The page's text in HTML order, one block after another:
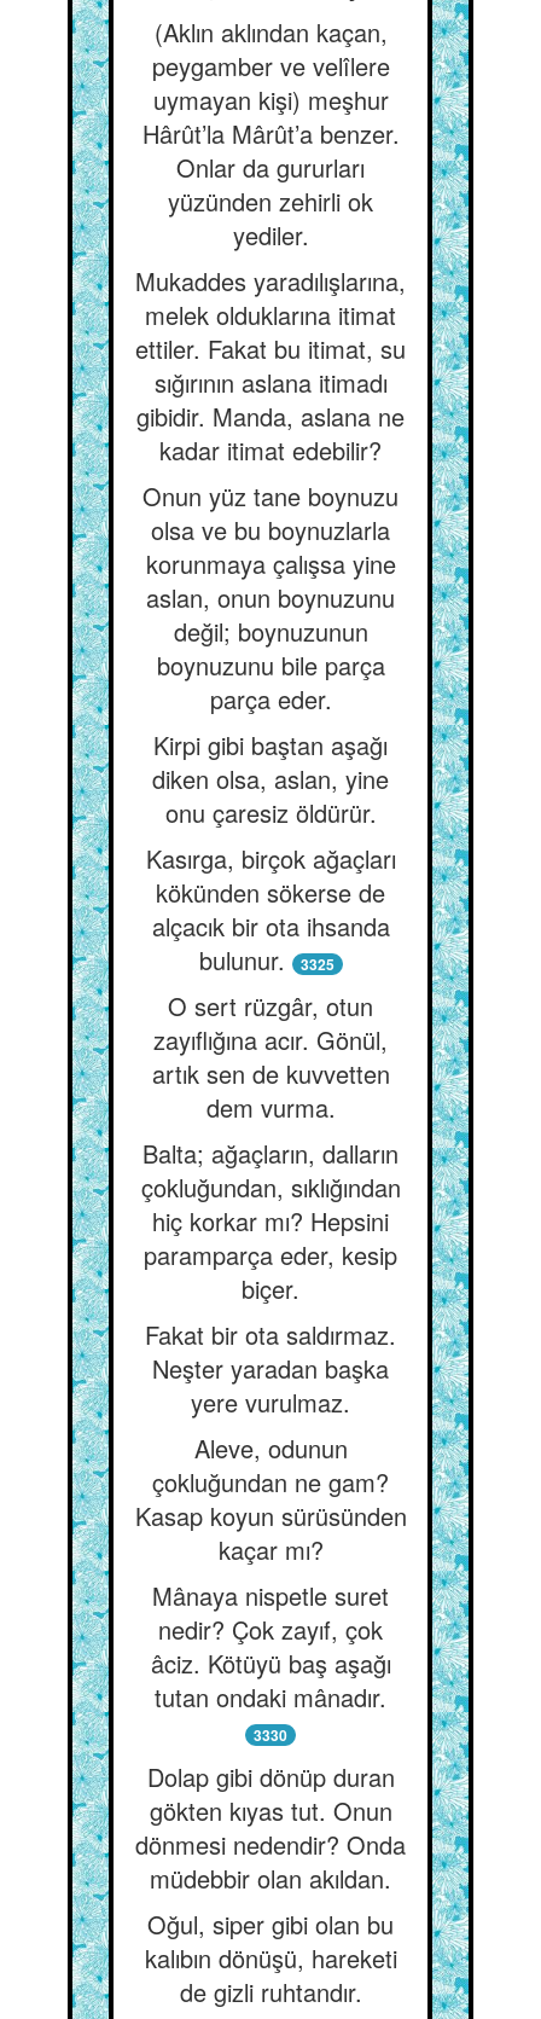
(Aklın aklından kaçan,
peygamber ve velîlere
uymayan kişi) meşhur
Hârût’la Mârût’a benzer.
Onlar da gururları
yüzünden zehirli ok
yediler.
Mukaddes yaradılışlarına,
melek olduklarına itimat
ettiler. Fakat bu itimat, su
sığırının aslana itimadı
gibidir. Manda, aslana ne
kadar itimat edebilir?
Onun yüz tane boynuzu
olsa ve bu boynuzlarla
korunmaya çalışsa yine
aslan, onun boynuzunu
değil; boynuzunun
boynuzunu bile parça
parça eder.
Kirpi gibi baştan aşağı
diken olsa, aslan, yine
onu çaresiz öldürür.
Kasırga, birçok ağaçları
kökünden sökerse de
alçacık bir ota ihsanda
bulunur.
3325
O sert rüzgâr, otun
zayıflığına acır. Gönül,
artık sen de kuvvetten
dem vurma.
Balta; ağaçların, dalların
çokluğundan, sıklığından
hiç korkar mı? Hepsini
paramparça eder, kesip
biçer.
Fakat bir ota saldırmaz.
Neşter yaradan başka
yere vurulmaz.
Aleve, odunun
çokluğundan ne gam?
Kasap koyun sürüsünden
kaçar mı?
Mânaya nispetle suret
nedir? Çok zayıf, çok
âciz. Kötüyü baş aşağı
tutan ondaki mânadır.
3330
Dolap gibi dönüp duran
gökten kıyas tut. Onun
dönmesi nedendir? Onda
müdebbir olan akıldan.
Oğul, siper gibi olan bu
kalıbın dönüşü, hareketi
de gizli ruhtandır.